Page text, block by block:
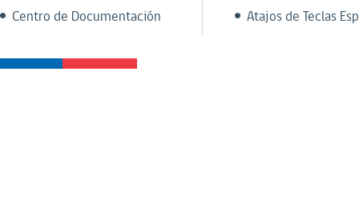
Centro de Documentación
Atajos de Teclas